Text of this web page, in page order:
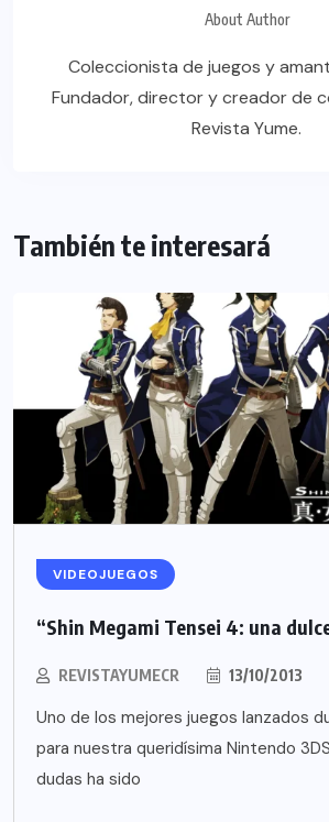
About Author
Coleccionista de juegos y
Fundador, director y creador de
Revista Yume.
También te interesará
VIDEOJUEGOS
“Shin Megami Tensei 4: una
REVISTAYUMECR 13/10/2013
Uno de los mejores juegos lanzados
para nuestra queridísima Nintendo
dudas ha sido